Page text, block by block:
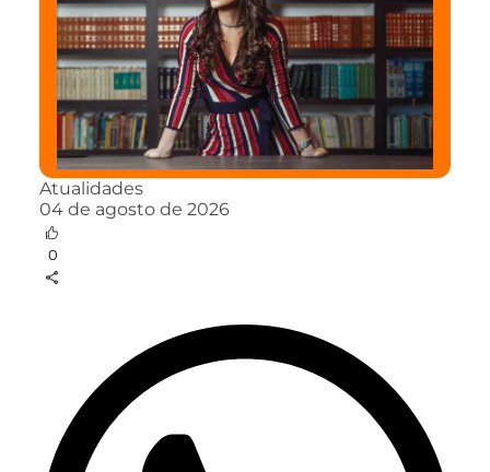
Atualidades
04 de agosto de 2026
0